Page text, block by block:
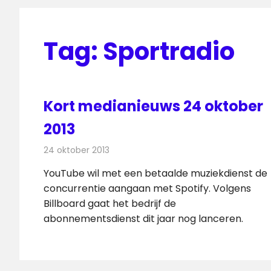
Tag: Sportradio
Kort medianieuws 24 oktober
2013
24 oktober 2013
YouTube wil met een betaalde muziekdienst de
concurrentie aangaan met Spotify. Volgens
Billboard gaat het bedrijf de
abonnementsdienst dit jaar nog lanceren.